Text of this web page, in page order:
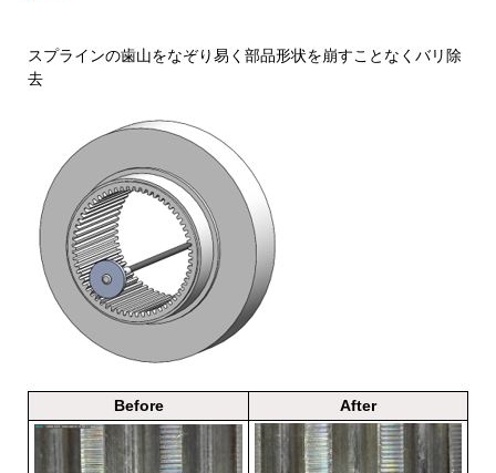
スプラインの歯山をなぞり易く部品形状を崩すことなくバリ除
去
Before After